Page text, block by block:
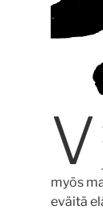
V
myös
eväitä